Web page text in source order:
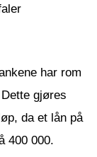
har rom
gjøres
da et lån på
400 000.